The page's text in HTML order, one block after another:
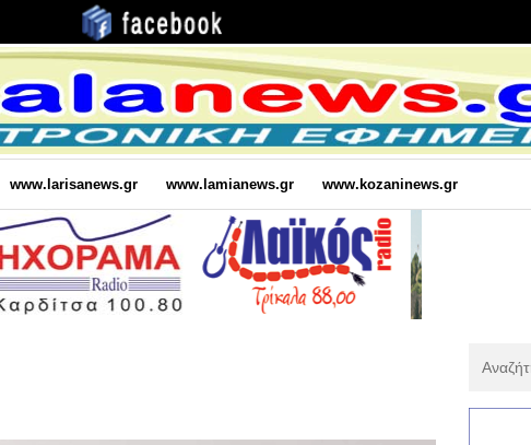
www.larisanews.gr www.lamianews.gr www.kozaninews.gr
: